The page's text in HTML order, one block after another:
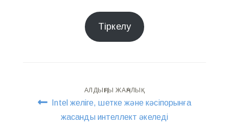
Тіркелу
НавигацияАЛДЫҢҒЫ ЖАҢАЛЫҚ
Intel желіге, шетке және кәсіпорынға
жасанды интеллект әкеледі